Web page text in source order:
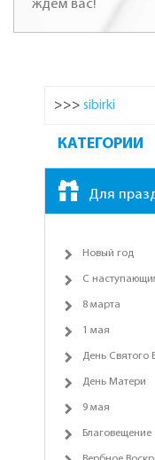
ждем вас!
>>> sibirki
КАТЕГОРИИ
Для
Новый год
С
8 марта
1 мая
День Святого
День Матери
9 мая
Благовещение